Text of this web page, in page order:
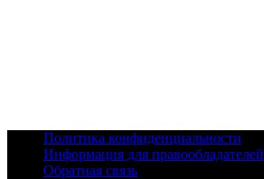
content
Политика конфиденциальности
Информация для правообладателей
Обратная связь